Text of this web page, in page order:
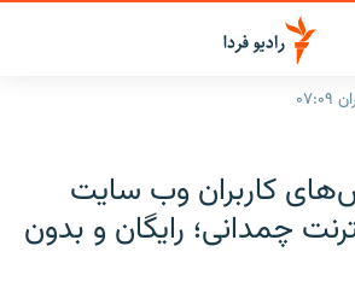
کاربران وب سایت
چمدانی؛ رایگان و بدون